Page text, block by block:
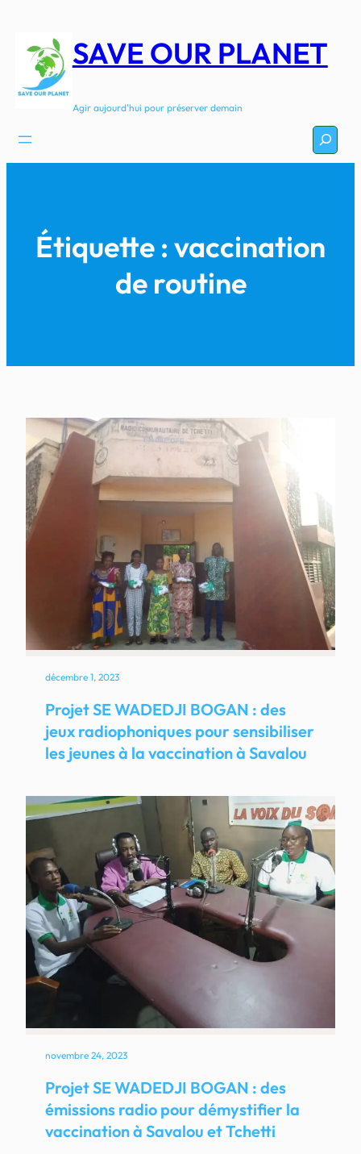
contenu
SAVE OUR PLANET
Agir aujourd'hui pour préserver demain
Étiquette : vaccination
de routine
décembre 1, 2023
Projet SE WADEDJI BOGAN : des
jeux radiophoniques pour sensibiliser
les jeunes à la vaccination à Savalou
novembre 24, 2023
Projet SE WADEDJI BOGAN : des
émissions radio pour démystifier la
vaccination à Savalou et Tchetti